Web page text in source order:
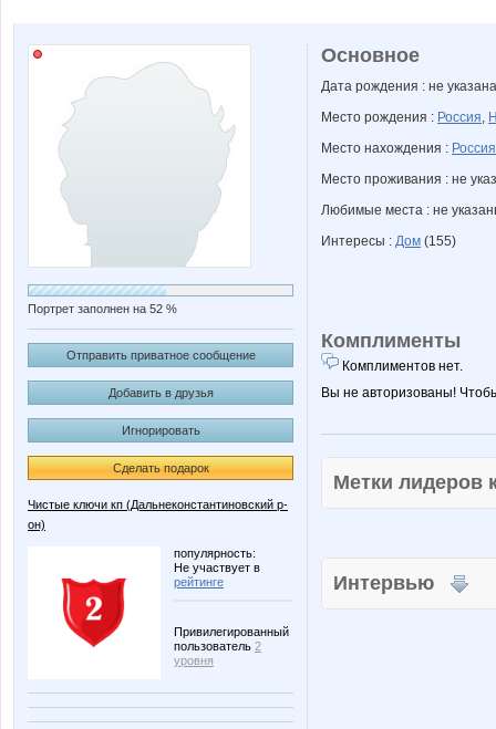
Портрет заполнен на 52 %
Отправить приватное сообщение
Добавить в друзья
Игнорировать
Сделать подарок
Чистые ключи кп (Дальнеконстантиновский р-
он)
популярность:
Не участвует в
рейтинге
Привилегированный
пользователь 2
уровня
Основное
Дата рождения : не указана
Место рождения : Россия,
Место нахождения : Россия
Место проживания : не
Любимые места : не
Интересы : Дом (155)
Комплименты
Комплиментов нет.
Вы не авторизованы!
Метки
Интервью